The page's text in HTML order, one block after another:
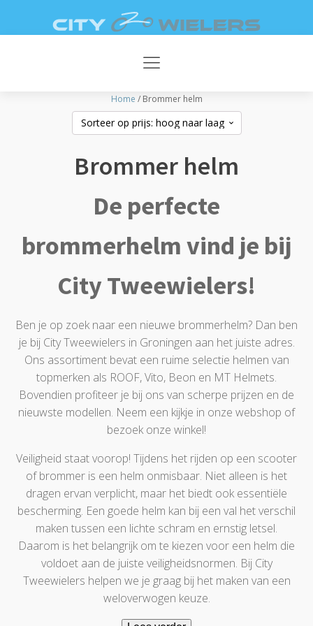
Home / Brommer helm
Brommer helm
De perfecte
brommerhelm vind je bij
City Tweewielers!
Ben je op zoek naar een nieuwe brommerhelm? Dan ben
je bij City Tweewielers in Groningen aan het juiste adres.
Ons assortiment bevat een ruime selectie helmen van
topmerken als ROOF, Vito, Beon en MT Helmets.
Bovendien profiteer je bij ons van scherpe prijzen en de
nieuwste modellen. Neem een kijkje in onze webshop of
bezoek onze winkel!
Veiligheid staat voorop! Tijdens het rijden op een scooter
of brommer is een helm onmisbaar. Niet alleen is het
dragen ervan verplicht, maar het biedt ook essentiële
bescherming. Een goede helm kan bij een val het verschil
maken tussen een lichte schram en ernstig letsel.
Daarom is het belangrijk om te kiezen voor een helm die
voldoet aan de juiste veiligheidsnormen. Bij City
Tweewielers helpen we je graag bij het maken van een
weloverwogen keuze.